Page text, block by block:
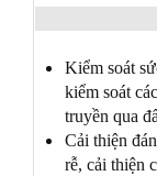
Kiểm soát
kiểm soát
truyền qua
Cải thiện
rễ, cải thiện